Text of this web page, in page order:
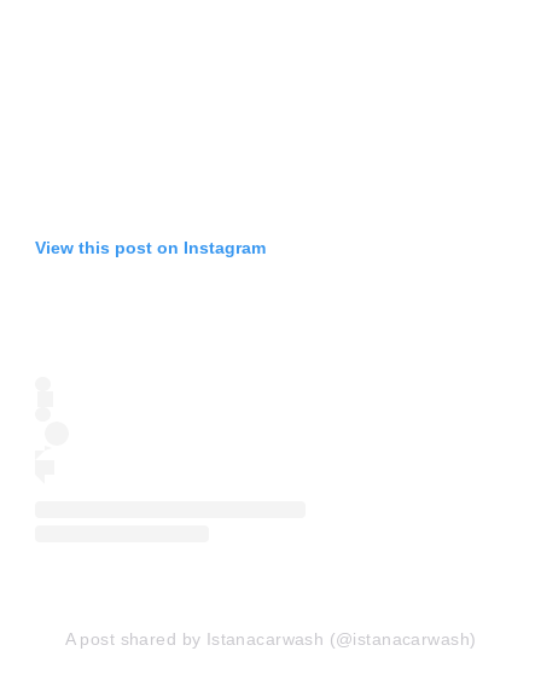
View this post on Instagram
A post shared by Istanacarwash (@istanacarwash)